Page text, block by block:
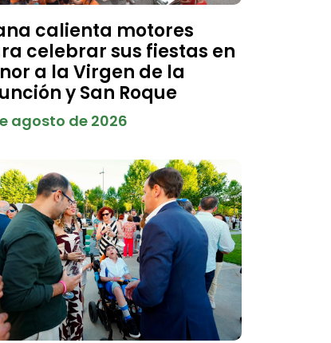
calienta motores
celebrar sus fiestas en
a la Virgen de la
y San Roque
agosto de 2026